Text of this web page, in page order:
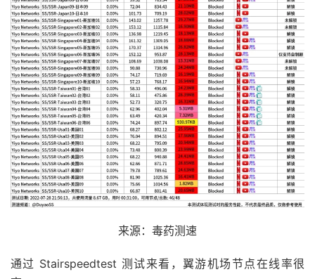
来源：毒药测速
通过 Stairspeedtest 测试来看，翼游机场节点在线率很